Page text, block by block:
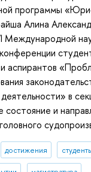
программы
Алина
Международной
аспирантов
в
и
достижения